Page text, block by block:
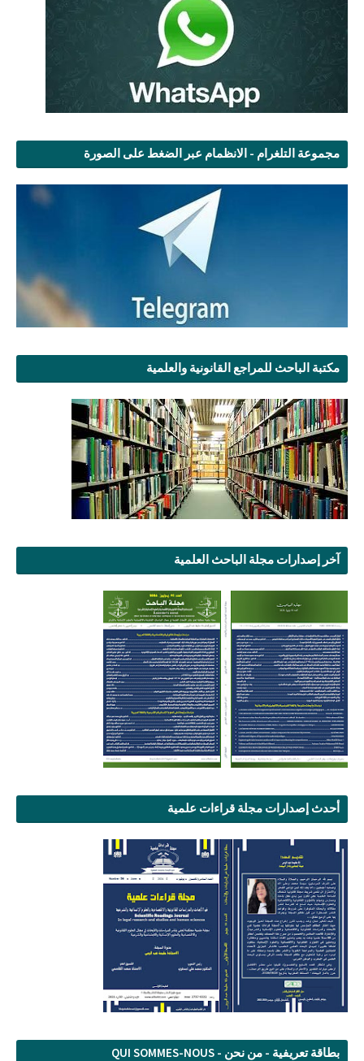
مجموعة التلغرام - الانظمام عبر الضغط على الصورة
مكتبة الباحث للمراجع القانونية والعلمية
آخر إصدارات مجلة الباحث العلمية
أحدث إصدارات مجلة قراءات علمية
بطاقة تعريفية - من نحن - QUI SOMMES-NOUS